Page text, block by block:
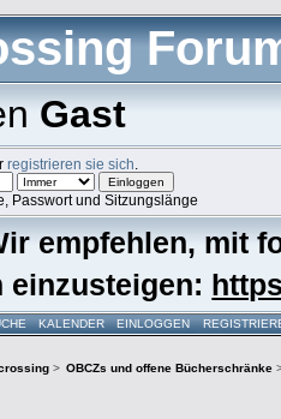
Gast
registrieren sie sich
Passwort und Sitzungslänge
empfehlen, mit
einzusteigen:
KALENDER EINLOGGEN
> OBCZs und offene Bücherschränke